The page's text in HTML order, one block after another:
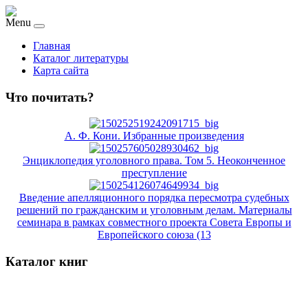
Menu
Главная
Каталог литературы
Карта сайта
Что почитать?
А. Ф. Кони. Избранные произведения
Энциклопедия уголовного права. Том 5. Неоконченное
преступление
Введение апелляционного порядка пересмотра судебных
решений по гражданским и уголовным делам. Материалы
семинара в рамках совместного проекта Совета Европы и
Европейского союза (13
Каталог книг